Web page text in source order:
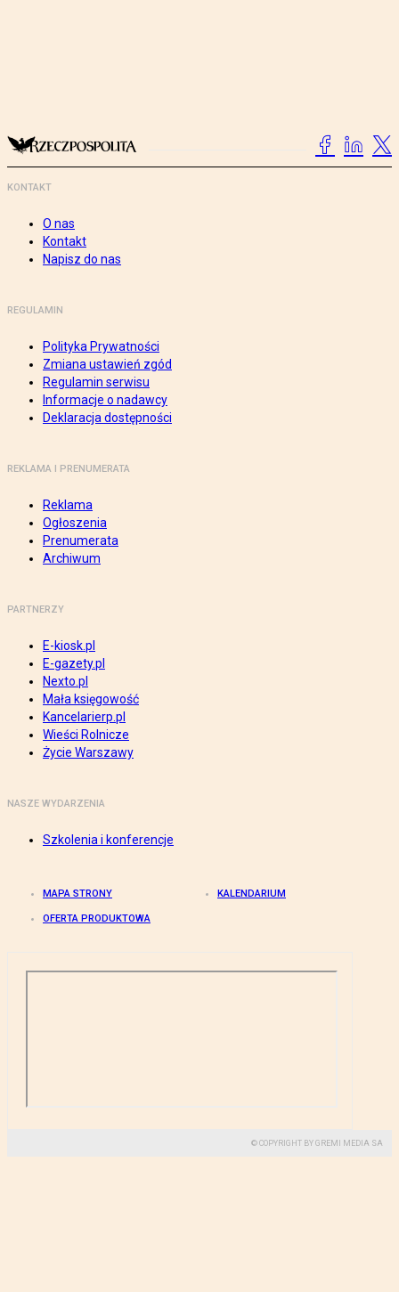
KONTAKT
O nas
Kontakt
Napisz do nas
REGULAMIN
Polityka Prywatności
Zmiana ustawień zgód
Regulamin serwisu
Informacje o nadawcy
Deklaracja dostępności
REKLAMA I PRENUMERATA
Reklama
Ogłoszenia
Prenumerata
Archiwum
PARTNERZY
E-kiosk.pl
E-gazety.pl
Nexto.pl
Mała księgowość
Kancelarierp.pl
Wieści Rolnicze
Życie Warszawy
NASZE WYDARZENIA
Szkolenia i konferencje
MAPA STRONY KALENDARIUM
OFERTA PRODUKTOWA
© COPYRIGHT BY GREMI MEDIA SA